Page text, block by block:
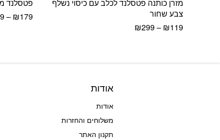
מזרן כותנה פטסלנד לכלב עם כיסוי נשלף
צבע שחור
₪119
–
₪299
פטסלנד
₪179
–
אודות
אודות
משלוחים והחזרות
תקנון האתר